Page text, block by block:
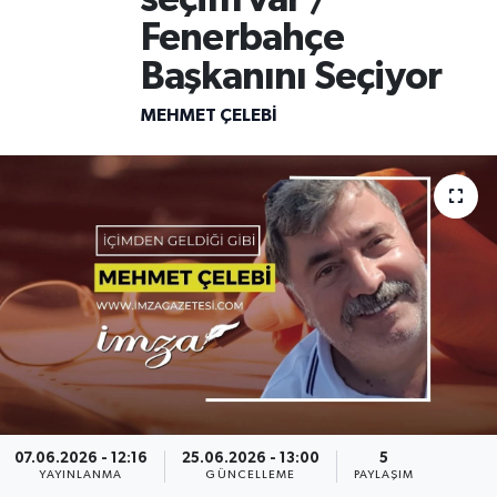
Fenerbahçe
Başkanını Seçiyor
MEHMET ÇELEBI
07.06.2026 - 12:16
YAYINLANMA
25.06.2026 - 13:00
GÜNCELLEME
5
PAYLAŞIM
EREĞLİ
KARABÜK
KASTAMONU